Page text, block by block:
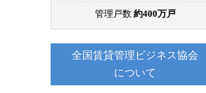
管理戸数 約400万戸
全国賃貸管理ビジネス協会
について